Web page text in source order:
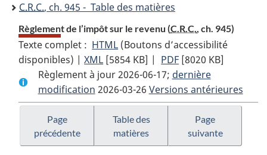
C.R.C., ch. 945 - Table des matières
Règlement de l’impôt sur le revenu (C.R.C., ch. 945)
Texte complet : HTML Texte
complet
:
Règlement
de
l’impôt
sur
le
(Boutons d’accessibilité
disponibles) |XML Texte
complet
:
Règlement
de
l’impôt
sur
[5854 KB] | PDF Texte
complet
:
Règlement
l’impôt
sur
[8020 KB]
Règlement à jour 2026-06-17; dernière
modification 2026-03-26 Versions antérieures
Page
précédente
Table des
matières
Page
suivante